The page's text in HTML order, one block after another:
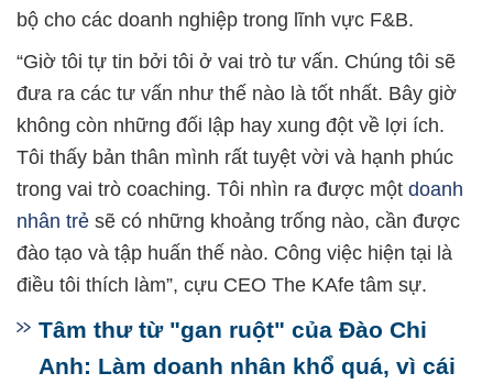
bộ cho các doanh nghiệp trong lĩnh vực F&B.
“Giờ tôi tự tin bởi tôi ở vai trò tư vấn. Chúng tôi sẽ
đưa ra các tư vấn như thế nào là tốt nhất. Bây giờ
không còn những đối lập hay xung đột về lợi ích.
Tôi thấy bản thân mình rất tuyệt vời và hạnh phúc
trong vai trò coaching. Tôi nhìn ra được một doanh
nhân trẻ sẽ có những khoảng trống nào, cần được
đào tạo và tập huấn thế nào. Công việc hiện tại là
điều tôi thích làm”, cựu CEO The KAfe tâm sự.
Tâm thư từ "gan ruột" của Đào Chi
Anh: Làm doanh nhân khổ quá, vì cái